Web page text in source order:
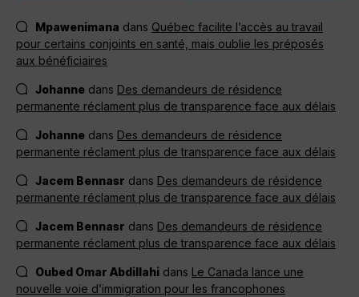
Mpawenimana dans Québec facilite l’accès au travail
pour certains conjoints en santé, mais oublie les préposés
aux bénéficiaires
Johanne dans Des demandeurs de résidence
permanente réclament plus de transparence face aux délais
Johanne dans Des demandeurs de résidence
permanente réclament plus de transparence face aux délais
Jacem Bennasr dans Des demandeurs de résidence
permanente réclament plus de transparence face aux délais
Jacem Bennasr dans Des demandeurs de résidence
permanente réclament plus de transparence face aux délais
Oubed Omar Abdillahi dans Le Canada lance une
nouvelle voie d’immigration pour les francophones